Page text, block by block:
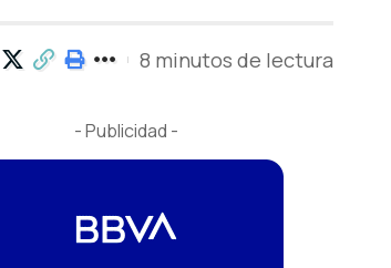
8 minutos de lectura
- Publicidad -